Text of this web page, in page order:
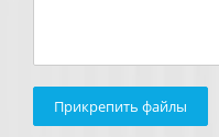
Прикрепить файлы